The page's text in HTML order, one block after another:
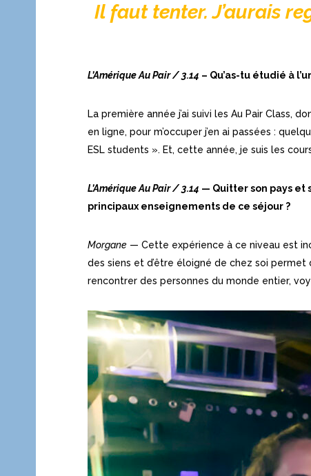
Il faut tenter. J’aurais
L’Amérique Au Pair/3.14 – Qu’as-tu étudié à
La première année j’ai suivi les Au Pair
en ligne, pour m’occuper j’en ai passées :
ESL students ». Et, cette année, je suis les
L’Amérique Au Pair/3.14 — Quitter son pays et
principaux enseignements de ce séjour ?
Morgane — Cette expérience à ce niveau est
des siens et d’être éloigné de chez soi permet
rencontrer des personnes du monde entier,